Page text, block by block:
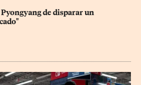
Pyongyang de disparar un